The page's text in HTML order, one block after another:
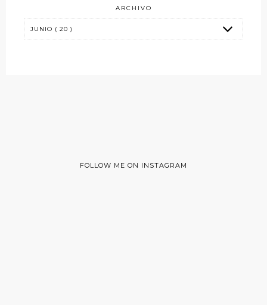
ARCHIVO
FOLLOW ME ON INSTAGRAM